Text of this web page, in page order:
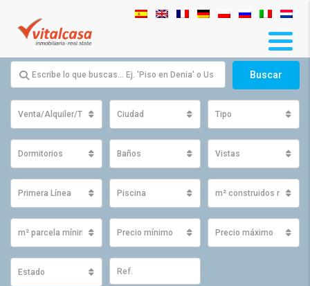
Buscar
Venta/Alquiler/Traspaso Ciudad Tipo
Dormitorios Baños Vistas
Primera Línea Piscina m² construidos
m² parcela mínimos Precio mínimo Precio máximo
Estado